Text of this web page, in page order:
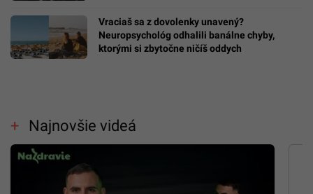
Vraciaš sa z dovolenky unavený?
Neuropsychológ odhalili banálne chyby,
ktorými si zbytočne ničíš oddych
Najnovšie videá